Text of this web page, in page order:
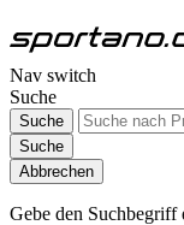
Nav switch
Suche
Suche
Suche
Abbrechen
Gebe den Suchbegriff